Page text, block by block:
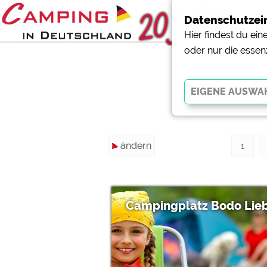
92
ändern 1
Campingplatz Bodo
Hier findest du
oder nur die
Essenzielle Cookies
der Website dringend
Externe Medien
YouTube (Videos von
Campingplatzvorschau
Campingplätzen)
Google Maps